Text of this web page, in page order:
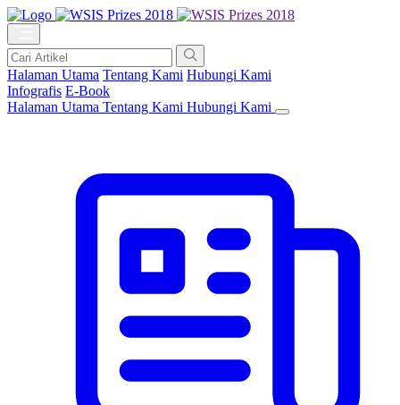
Halaman Utama Tentang Kami Hubungi Kami
Infografis E-Book
Halaman Utama Tentang Kami Hubungi Kami